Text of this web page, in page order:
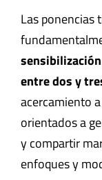
Las ponencias
sensibilización
entre dos y
acercamiento
orientados a
y compartir
enfoques y